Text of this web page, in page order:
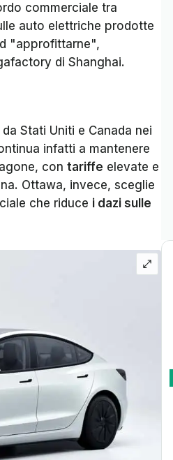
commerciale tra
auto elettriche prodotte
"approfittarne",
di Shanghai.
Stati Uniti e Canada nei
infatti a mantenere
con tariffe elevate e
Ottawa, invece, sceglie
che riduce i dazi sulle